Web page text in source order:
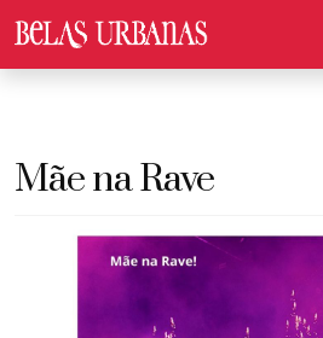
Mãe na Rave